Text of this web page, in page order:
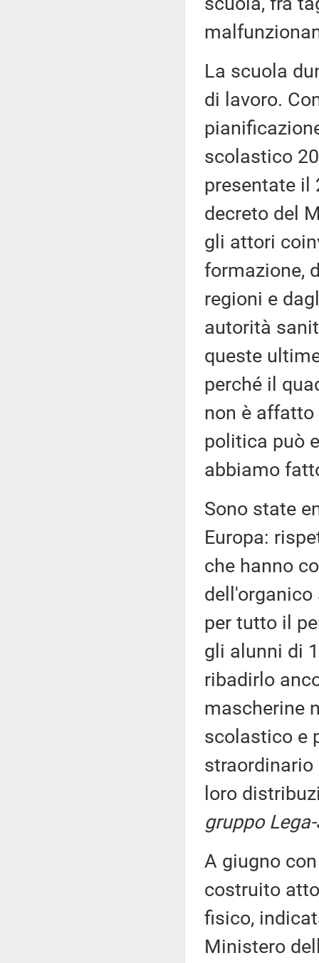
La scuola
di lavoro.
scolastico
presentate il
decreto del
gli attori
formazione,
regioni e
autorità
queste
perché il
non è
politica può
abbiamo
Sono state
Europa:
che hanno
per tutto il
gli alunni di
ribadirlo
mascherine
scolastico e
straordinario
loro
gruppo
A giugno
costruito
fisico,
Ministero